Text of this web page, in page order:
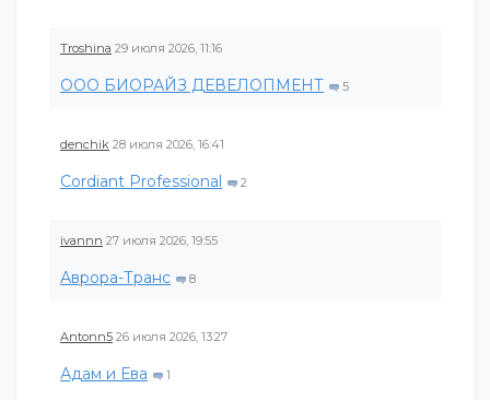
Troshina 29 июля 2026, 11:16
ООО БИОРАЙЗ ДЕВЕЛОПМЕНТ 5
denchik 28 июля 2026, 16:41
Cordiant Professional 2
ivannn 27 июля 2026, 19:55
Аврора-Транс 8
Antonn5 26 июля 2026, 13:27
Адам и Ева 1